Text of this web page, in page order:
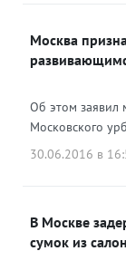
Москва
Об этом заявил
Московского
30.06.2016 в
В Москве
сумок из